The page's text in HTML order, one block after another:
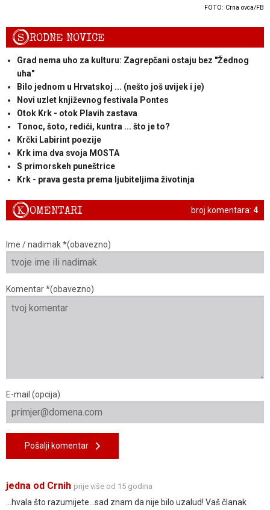
FOTO: Crna ovca/FB
SRODNE NOVICE
Grad nema uho za kulturu: Zagrepčani ostaju bez "Žednog
uha"
Bilo jednom u Hrvatskoj ... (nešto još uvijek i je)
Novi uzlet književnog festivala Pontes
Otok Krk - otok Plavih zastava
Tonoc, šoto, redići, kuntra ... što je to?
Krčki Labirint poezije
Krk ima dva svoja MOSTA
S primorskeh puneštrice
Krk - prava gesta prema ljubiteljima životinja
broj komentara: 4
KOMENTARI
Ime / nadimak *(obavezno)
Komentar *(obavezno)
E-mail (opcija)
Pošalji komentar
jedna od Crnih prije više od 15 godina
...hvala što razumijete...sad znam da nije bilo uzalud! Vaš članak